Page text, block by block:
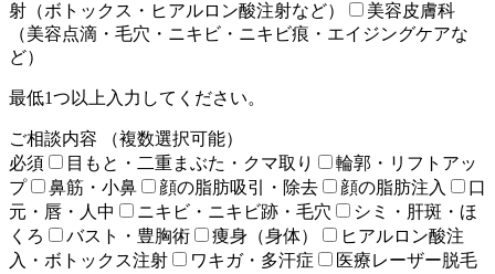
射（ボトックス・ヒアルロン酸注射など）
美容皮膚科
（美容点滴・毛穴・ニキビ・ニキビ痕・エイジングケアな
ど）
最低1つ以上入力してください。
ご相談内容
（複数選択可能）
必須
目もと・二重まぶた・クマ取り
輪郭・リフトアッ
プ
鼻筋・小鼻 顔の脂肪吸引・除去 顔の脂肪注入
口
元・唇・人中
ニキビ・ニキビ跡・毛穴
シミ・肝斑・ほ
くろ
バスト・豊胸術 痩身（身体）
ヒアルロン酸注
入・ボトックス注射
ワキガ・多汗症
医療レーザー脱毛